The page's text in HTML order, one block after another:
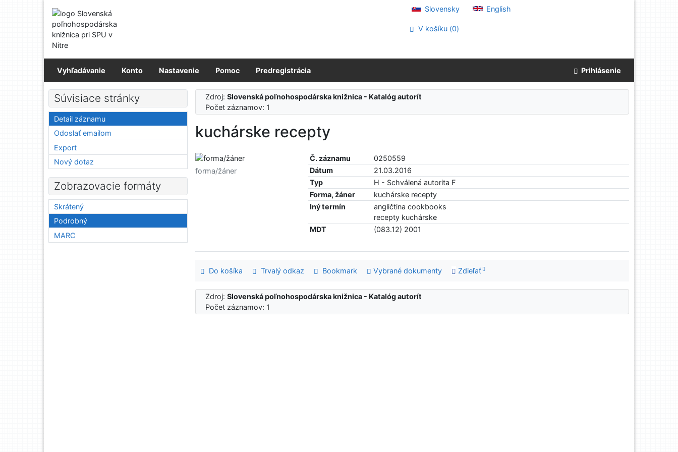
Prejsť na menu
Prehlásenie o webovej prístupnosti
Slovensky English
V košíku (0)
Vyhľadávanie Konto Nastavenie Pomoc Predregistrácia Prihlásenie
Zdroj:Slovenská poľnohospodárska knižnica - Katalóg autorít
Počet záznamov: 1
kuchárske recepty
Č. záznamu
0250559
Dátum
21.03.2016
Typ
H - Schválená autorita F
Forma, žáner
kuchárske recepty
Iný termín
angličtina cookbooks
recepty kuchárske
MDT
(083.12) 2001
forma/žáner
Do košíka Trvalý odkaz Bookmark Vybrané dokumenty Zdieľať
Zdroj:Slovenská poľnohospodárska knižnica - Katalóg autorít
Počet záznamov: 1
Súvisiace stránky
Detail záznamu
Odoslať emailom
Export
Nový dotaz
Zobrazovacie formáty
Skrátený
Podrobný
MARC